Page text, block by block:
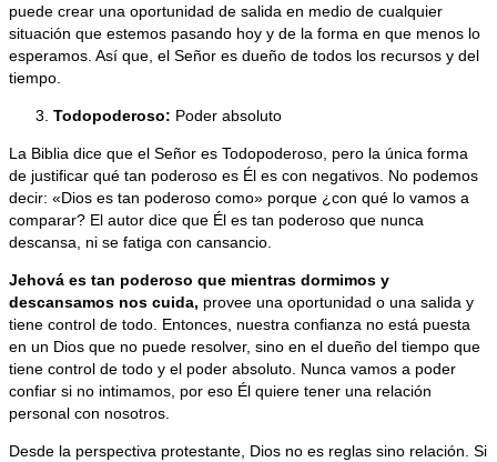
puede crear una oportunidad de salida en medio de cualquier
situación que estemos pasando hoy y de la forma en que menos lo
esperamos. Así que, el Señor es dueño de todos los recursos y del
tiempo.
Todopoderoso: Poder absoluto
La Biblia dice que el Señor es Todopoderoso, pero la única forma
de justificar qué tan poderoso es Él es con negativos. No podemos
decir: «Dios es tan poderoso como» porque ¿con qué lo vamos a
comparar? El autor dice que Él es tan poderoso que nunca
descansa, ni se fatiga con cansancio.
Jehová es tan poderoso que mientras dormimos y
descansamos nos cuida, provee una oportunidad o una salida y
tiene control de todo. Entonces, nuestra confianza no está puesta
en un Dios que no puede resolver, sino en el dueño del tiempo que
tiene control de todo y el poder absoluto. Nunca vamos a poder
confiar si no intimamos, por eso Él quiere tener una relación
personal con nosotros.
Desde la perspectiva protestante, Dios no es reglas sino relación. Si